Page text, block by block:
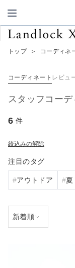
トップ ＞ コーディネ
コーディネート レビュ
スタッフコーデ
6 件
絞込みの解除
注目のタグ
アウトドア 夏